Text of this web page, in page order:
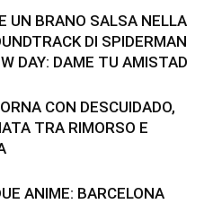
UN BRANO SALSA NELLA
DI SPIDERMAN
DAY: DAME TU AMISTAD
CON DESCUIDADO,
TRA RIMORSO E
ANIME: BARCELONA